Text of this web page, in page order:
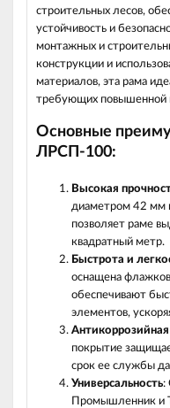
строительных лесов,
устойчивость и
монтажных и
конструкции и
материалов, эта рама
требующих повышенной
Основные
ЛРСП-100:
Высокая
диаметром 42 мм
позволяет раме
квадратный метр.
Быстрота и
оснащена
обеспечивают
элементов,
покрытие
срок ее службы
Универсальность:
Промышленник и